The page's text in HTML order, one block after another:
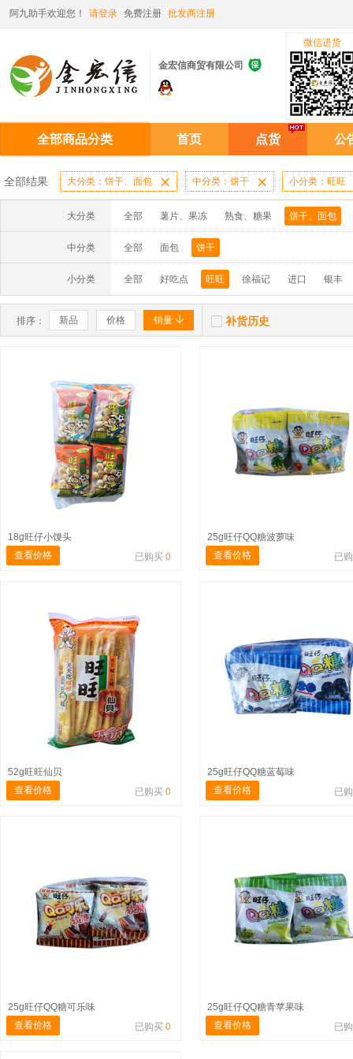
阿九助手欢迎您！ 请登录 免费注册 批发商注册
金宏信商贸有限公司 
微信进货
全部商品分类 首页 点货 公
全部结果 大分类：饼干、面包  中分类：饼干  小分类：旺旺
大分类 全部 薯片、果冻 熟食、糖果 饼干、面包
中分类 全部 面包 饼干
小分类 全部 好吃点 旺旺 徐福记 进口 银丰
排序： 新品 价格 销量   补货历史
18g旺仔小馒头
查看价格
已购买 0
25g旺仔QQ糖波萝味
查看价格
已
52g旺旺仙贝
查看价格
已购买 0
25g旺仔QQ糖蓝莓味
查看价格
已
25g旺仔QQ糖可乐味
查看价格
已购买 0
25g旺仔QQ糖青苹果味
查看价格
已